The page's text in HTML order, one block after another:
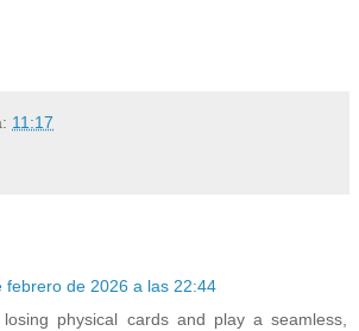
11:17
febrero de 2026 a las 22:44
physical cards and play a seamless,